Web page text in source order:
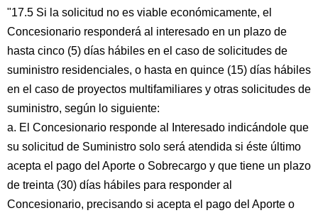
"17.5 Si la solicitud no es viable económicamente, el
Concesionario responderá al interesado en un plazo de
hasta cinco (5) días hábiles en el caso de solicitudes de
suministro residenciales, o hasta en quince (15) días hábiles
en el caso de proyectos multifamiliares y otras solicitudes de
suministro, según lo siguiente:
a. El Concesionario responde al Interesado indicándole que
su solicitud de Suministro solo será atendida si éste último
acepta el pago del Aporte o Sobrecargo y que tiene un plazo
de treinta (30) días hábiles para responder al
Concesionario, precisando si acepta el pago del Aporte o